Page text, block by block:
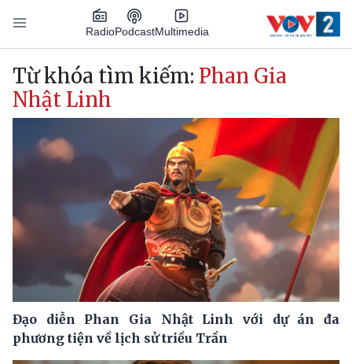
Nhảy đến nội dung
RadioPodcastMultimedia
Main navigation
Từ khóa tìm kiếm: Phan Gia
Nhật Linh
Đạo diễn Phan Gia Nhật Linh với dự án đa
phương tiện về lịch sử triều Trần